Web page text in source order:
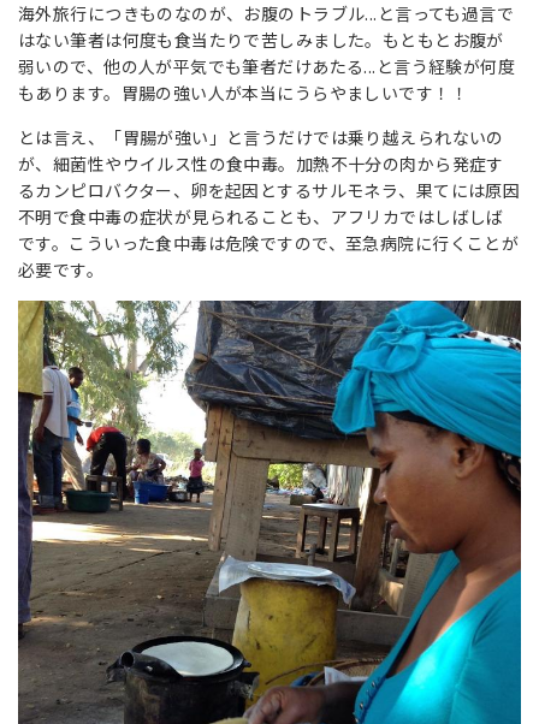
海外旅行につきものなのが、お腹のトラブル...と言っても過言で
はない筆者は何度も食当たりで苦しみました。もともとお腹が
弱いので、他の人が平気でも筆者だけあたる...と言う経験が何度
もあります。胃腸の強い人が本当にうらやましいです！！
とは言え、「胃腸が強い」と言うだけでは乗り越えられないの
が、細菌性やウイルス性の食中毒。加熱不十分の肉から発症す
るカンピロバクター、卵を起因とするサルモネラ、果てには原因
不明で食中毒の症状が見られることも、アフリカではしばしば
です。こういった食中毒は危険ですので、至急病院に行くことが
必要です。